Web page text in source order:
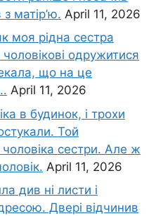
матір’ю. April 11, 2026
моя рідна сестра
одружитися
що на це
April 11, 2026
в будинок, і трохи
Той
сестри. Але ж
April 11, 2026
див ні листи і
Двері відчинив